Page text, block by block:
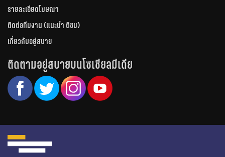
รายละเอียดโฆษณา
ติดต่อทีมงาน (แนะนำ ติชม)
เกี่ยวกับอยู่สบาย
ติดตามอยู่สบายบนโซเชียลมีเดีย